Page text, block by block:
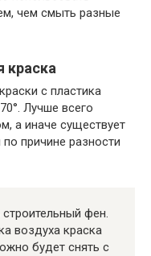
чем смыть разные
краска
с пластика
Лучше всего
а иначе существует
причине разности
фен.
воздуха краска
будет снять с